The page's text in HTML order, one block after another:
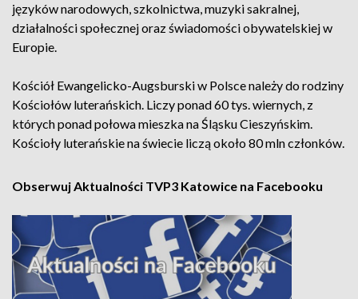
języków narodowych, szkolnictwa, muzyki sakralnej,
działalności społecznej oraz świadomości obywatelskiej w
Europie.
Kościół Ewangelicko-Augsburski w Polsce należy do rodziny
Kościołów luterańskich. Liczy ponad 60 tys. wiernych, z
których ponad połowa mieszka na Śląsku Cieszyńskim.
Kościoły luterańskie na świecie liczą około 80 mln członków.
Obserwuj Aktualności TVP3 Katowice na Facebooku